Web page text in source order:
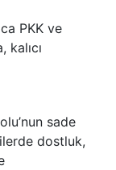
PKK ve
kalıcı
sade
dostluk,